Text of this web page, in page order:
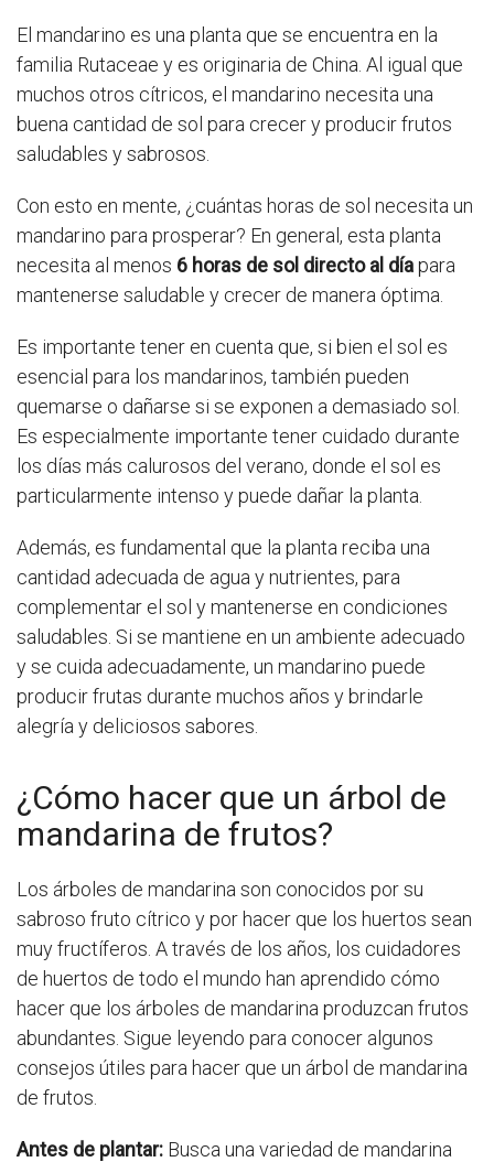
El mandarino es una planta que se encuentra en la
familia Rutaceae y es originaria de China. Al igual que
muchos otros cítricos, el mandarino necesita una
buena cantidad de sol para crecer y producir frutos
saludables y sabrosos.
Con esto en mente, ¿cuántas horas de sol necesita un
mandarino para prosperar? En general, esta planta
necesita al menos 6 horas de sol directo al díapara
mantenerse saludable y crecer de manera óptima.
Es importante tener en cuenta que, si bien el sol es
esencial para los mandarinos, también pueden
quemarse o dañarse si se exponen a demasiado sol.
Es especialmente importante tener cuidado durante
los días más calurosos del verano, donde el sol es
particularmente intenso y puede dañar la planta.
Además, es fundamental que la planta reciba una
cantidad adecuada de agua y nutrientes, para
complementar el sol y mantenerse en condiciones
saludables. Si se mantiene en un ambiente adecuado
y se cuida adecuadamente, un mandarino puede
producir frutas durante muchos años y brindarle
alegría y deliciosos sabores.
¿Cómo hacer que un árbol de
mandarina de frutos?
Los árboles de mandarina son conocidos por su
sabroso fruto cítrico y por hacer que los huertos sean
muy fructíferos. A través de los años, los cuidadores
de huertos de todo el mundo han aprendido cómo
hacer que los árboles de mandarina produzcan frutos
abundantes. Sigue leyendo para conocer algunos
consejos útiles para hacer que un árbol de mandarina
de frutos.
Antes de plantar: Busca una variedad de mandarina